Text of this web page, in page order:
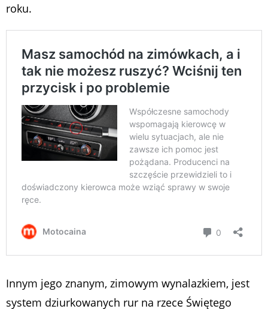
roku.
Innym jego znanym, zimowym wynalazkiem, jest
system dziurkowanych rur na rzece Świętego